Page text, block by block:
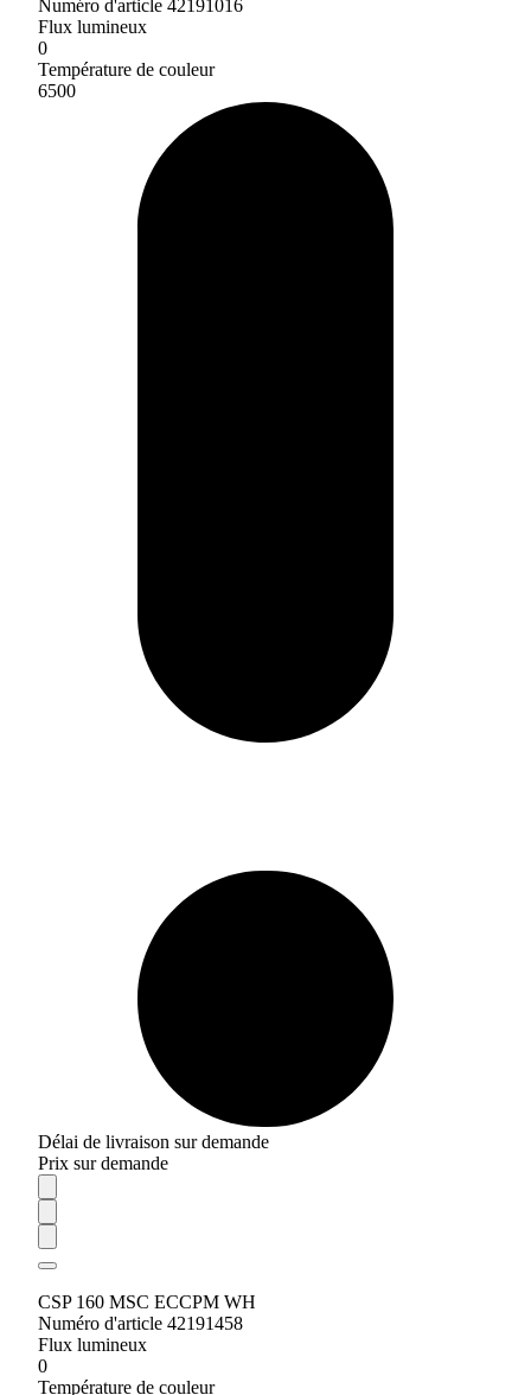
Numéro d'article 42191016
Flux lumineux
0
Température de couleur
6500
Délai de livraison sur demande
Prix sur demande
CSP 160 MSC ECCPM WH
Numéro d'article 42191458
Flux lumineux
0
Température de couleur